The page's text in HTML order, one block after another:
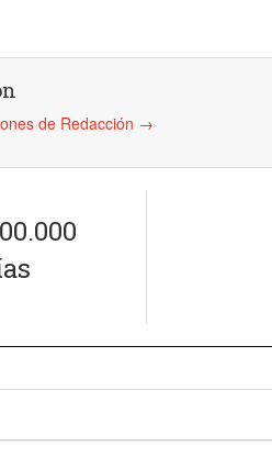
de Redacción →